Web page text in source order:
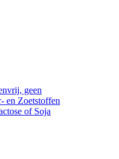
geen
en Zoetstoffen
of Soja